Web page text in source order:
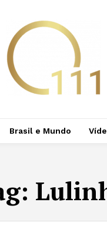
Brasil e Mundo